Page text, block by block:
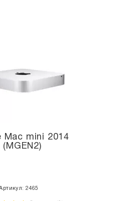
Mac mini 2014
(MGEN2)
2465